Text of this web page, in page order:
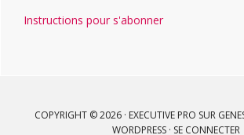
Instructions pour s'abonner
COPYRIGHT © 2026 · EXECUTIVE PRO SUR
WORDPRESS· SE CONNECTER